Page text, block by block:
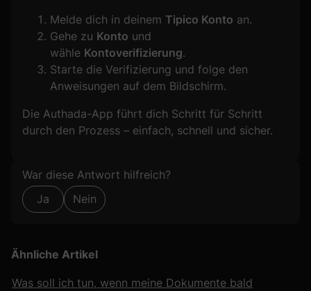
Melde dich in deinem Tipico Konto an.
Gehe zu Konto und
wähle Kontoverifizierung.
Starte die Verifizierung und folge den
Anweisungen auf dem Bildschirm.
Die Authada-App führt dich Schritt für Schritt
durch den Prozess – einfach, schnell und sicher.
Formular überspringen
War diese Antwort hilfreich?
Ja
Nein
Ähnliche Artikel
Was soll ich tun, wenn meine Dokumente bald